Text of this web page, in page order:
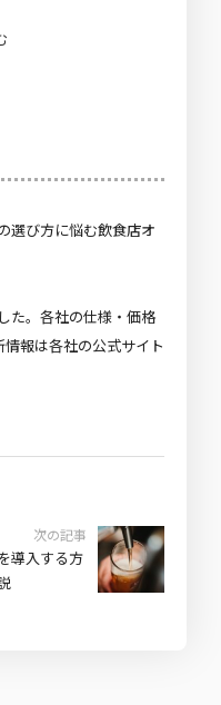
選び方に悩む飲食店オ
た。各社の仕様・価格
報は各社の公式サイト
次の記事
導入する方